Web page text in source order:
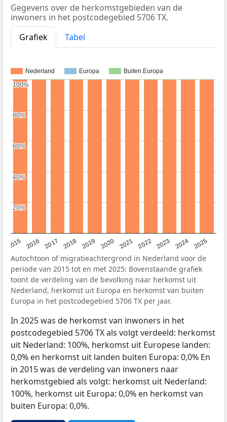
Gegevens over de herkomstgebieden van de
inwoners in het postcodegebied 5706 TX.
Grafiek
Tabel
Nederland Europa Buiten Europa
2015 2016 2017 2018 2019 2020 2021 2022 2023 2024 2025
20%
20%
40%
40%
60%
60%
80%
80%
100%
100%
Autochtoon of migratieachtergrond in Nederland voor de
periode van 2015 tot en met 2025: Bovenstaande grafiek
toont de verdeling van de bevolking naar herkomst uit
Nederland, herkomst uit Europa en herkomst van buiten
Europa in het postcodegebied 5706 TX per jaar.
In 2025 was de herkomst van inwoners in het
postcodegebied 5706 TX als volgt verdeeld: herkomst
uit Nederland: 100%, herkomst uit Europese landen:
0,0% en herkomst uit landen buiten Europa: 0,0% En
in 2015 was de verdeling van inwoners naar
herkomstgebied als volgt: herkomst uit Nederland:
100%, herkomst uit Europa: 0,0% en herkomst van
buiten Europa: 0,0%.